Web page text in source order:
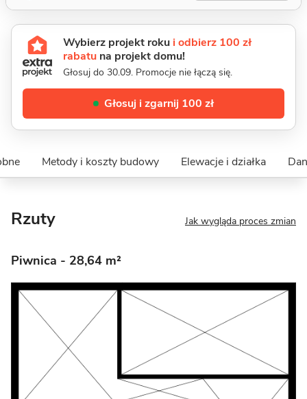
Wybierz projekt roku i odbierz 100 zł
rabatu na projekt domu!
Głosuj do 30.09. Promocje nie łączą się.
Głosuj i zgarnij 100 zł
Metody i koszty budowy Elewacje i działka
Rzuty Jak wygląda proces zmian
Piwnica - 28,64 m²